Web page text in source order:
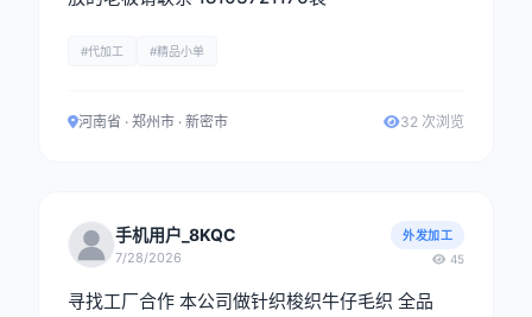
#代加工 #精品小单
河南省 · 郑州市 · 新密市 32 次浏览
手机用户_8KQC
7/28/2026
外发加工
45
寻找工厂合作 本公司做针织梭织牛仔毛织 全品